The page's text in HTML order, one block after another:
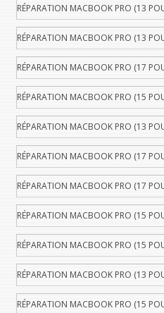
RÉPARATION MACBOOK PRO (13
RÉPARATION MACBOOK PRO (13
RÉPARATION MACBOOK PRO (17
RÉPARATION MACBOOK PRO (15
RÉPARATION MACBOOK PRO (13
RÉPARATION MACBOOK PRO (17
RÉPARATION MACBOOK PRO (17
RÉPARATION MACBOOK PRO (15
RÉPARATION MACBOOK PRO (15
RÉPARATION MACBOOK PRO (13
RÉPARATION MACBOOK PRO (15